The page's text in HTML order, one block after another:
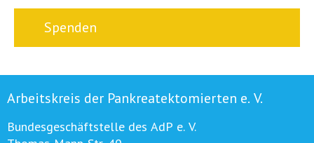
Spenden
Arbeitskreis der Pankreatektomierten e. V.
Bundesgeschäftstelle des AdP e. V.